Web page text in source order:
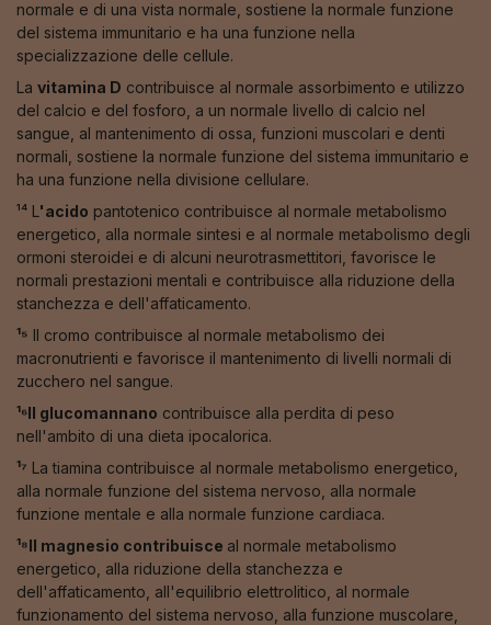
normale e di una vista normale, sostiene la normale funzione
del sistema immunitario e ha una funzione nella
specializzazione delle cellule.
La vitamina D contribuisce al normale assorbimento e utilizzo
del calcio e del fosforo, a un normale livello di calcio nel
sangue, al mantenimento di ossa, funzioni muscolari e denti
normali, sostiene la normale funzione del sistema immunitario e
ha una funzione nella divisione cellulare.
¹⁴ L 'acido pantotenico contribuisce al normale metabolismo
energetico, alla normale sintesi e al normale metabolismo degli
ormoni steroidei e di alcuni neurotrasmettitori, favorisce le
normali prestazioni mentali e contribuisce alla riduzione della
stanchezza e dell'affaticamento.
¹⁵ Il cromo contribuisce al normale metabolismo dei
macronutrienti e favorisce il mantenimento di livelli normali di
zucchero nel sangue.
¹⁶Il glucomannano contribuisce alla perdita di peso
nell'ambito di una dieta ipocalorica.
¹⁷ La tiamina contribuisce al normale metabolismo energetico,
alla normale funzione del sistema nervoso, alla normale
funzione mentale e alla normale funzione cardiaca.
¹⁸Il magnesio contribuisce al normale metabolismo
energetico, alla riduzione della stanchezza e
dell'affaticamento, all'equilibrio elettrolitico, al normale
funzionamento del sistema nervoso, alla funzione muscolare,